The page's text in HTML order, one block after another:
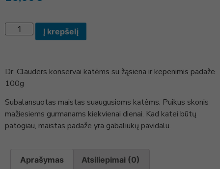
Į krepšelį
Dr. Clauders konservai katėms su žąsiena ir kepenimis padaže
100g
Subalansuotas maistas suaugusioms katėms. Puikus skonis
mažiesiems gurmanams kiekvienai dienai. Kad katei būtų
patogiau, maistas padaže yra gabaliukų pavidalu.
Aprašymas Atsiliepimai (0)